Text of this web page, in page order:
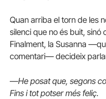
Quan arriba el torn de les
silenci que no és buit, sinó
Finalment, la Susanna
comentari— decideix
—He posat que, segons
Fins i tot potser més feliç.